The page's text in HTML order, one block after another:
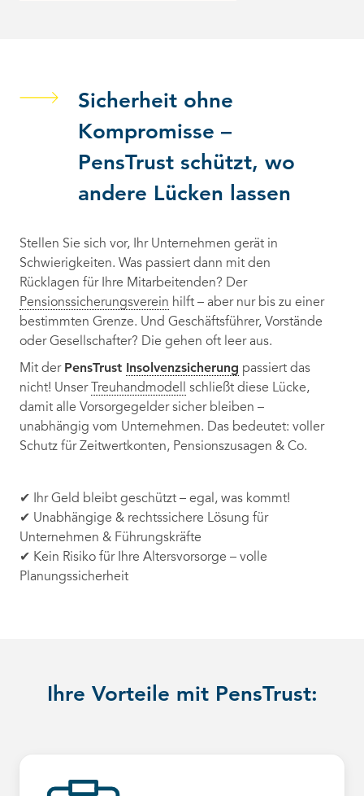
Sicherheit ohne
Kompromisse –
PensTrust schützt, wo
andere Lücken lassen
Stellen Sie sich vor, Ihr Unternehmen gerät in
Schwierigkeiten. Was passiert dann mit den
Rücklagen für Ihre Mitarbeitenden? Der
Pensionssicherungsverein hilft – aber nur bis zu einer
bestimmten Grenze. Und Geschäftsführer, Vorstände
oder Gesellschafter? Die gehen oft leer aus.
Mit der PensTrust Insolvenzsicherung passiert das
nicht! Unser
Treuhandmodell
schließt diese Lücke,
damit alle Vorsorgegelder sicher bleiben –
unabhängig vom Unternehmen. Das bedeutet: voller
Schutz für Zeitwertkonten, Pensionszusagen & Co.
✔ Ihr Geld bleibt geschützt – egal, was kommt!
✔ Unabhängige & rechtssichere Lösung für
Unternehmen & Führungskräfte
✔ Kein Risiko für Ihre Altersvorsorge – volle
Planungssicherheit
Ihre Vorteile mit PensTrust: